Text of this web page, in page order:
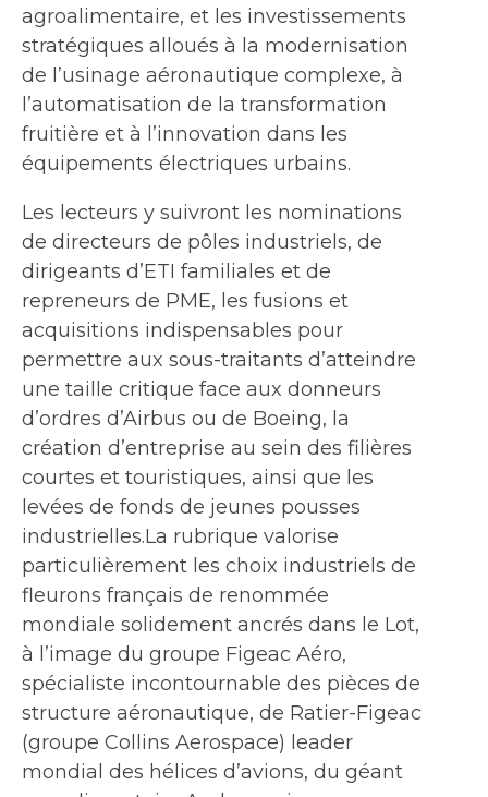
agroalimentaire, et les investissements
stratégiques alloués à la modernisation
de l’usinage aéronautique complexe, à
l’automatisation de la transformation
fruitière et à l’innovation dans les
équipements électriques urbains.
Les lecteurs y suivront les nominations
de directeurs de pôles industriels, de
dirigeants d’ETI familiales et de
repreneurs de PME, les fusions et
acquisitions indispensables pour
permettre aux sous-traitants d’atteindre
une taille critique face aux donneurs
d’ordres d’Airbus ou de Boeing, la
création d’entreprise au sein des filières
courtes et touristiques, ainsi que les
levées de fonds de jeunes pousses
industrielles.La rubrique valorise
particulièrement les choix industriels de
fleurons français de renommée
mondiale solidement ancrés dans le Lot,
à l’image du groupe Figeac Aéro,
spécialiste incontournable des pièces de
structure aéronautique, de Ratier-Figeac
(groupe Collins Aerospace) leader
mondial des hélices d’avions, du géant